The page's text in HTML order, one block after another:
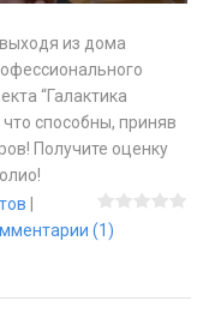
из дома
“Галактика
способны, приняв
Получите оценку
(1)